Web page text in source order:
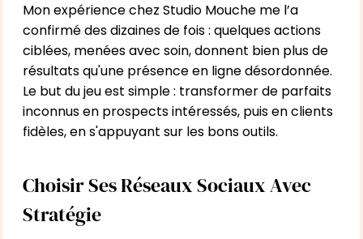
Mon expérience chez Studio Mouche me l’a
confirmé des dizaines de fois : quelques actions
ciblées, menées avec soin, donnent bien plus de
résultats qu'une présence en ligne désordonnée.
Le but du jeu est simple : transformer de parfaits
inconnus en prospects intéressés, puis en clients
fidèles, en s'appuyant sur les bons outils.
Choisir Ses Réseaux Sociaux Avec
Stratégie